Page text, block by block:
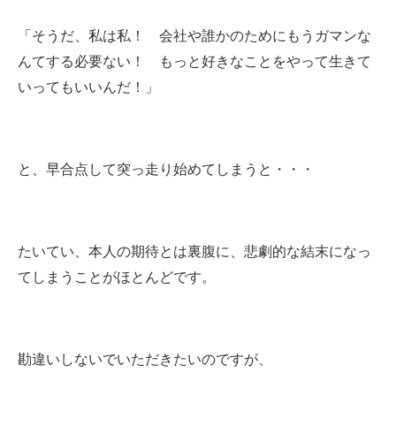
「そうだ、私は私！ 会社や誰かのためにもうガマンな
んてする必要ない！ もっと好きなことをやって生きて
いってもいいんだ！」
と、早合点して突っ走り始めてしまうと・・・
たいてい、本人の期待とは裏腹に、悲劇的な結末になっ
てしまうことがほとんどです。
勘違いしないでいただきたいのですが、